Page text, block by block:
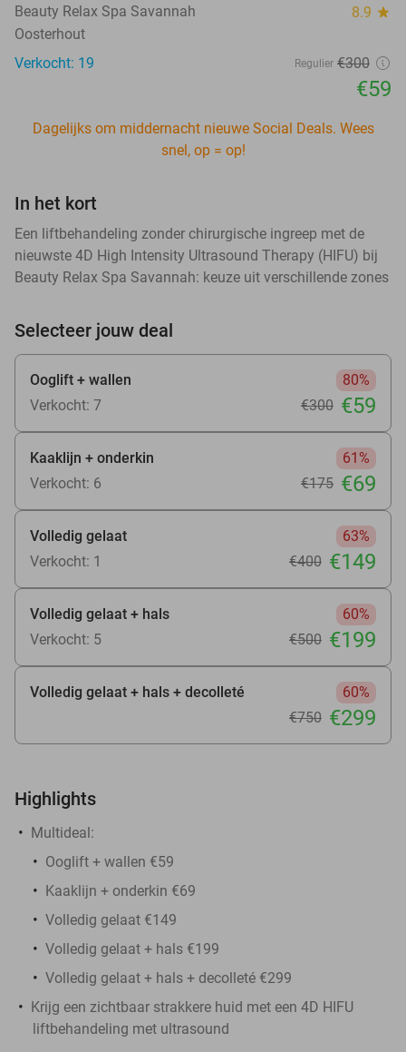
Beauty Relax Spa Savannah 8.9 star
Oosterhout
Verkocht: 19
Regulier €300
€59
Dagelijks om middernacht nieuwe Social Deals. Wees
snel, op = op!
In het kort
Een liftbehandeling zonder chirurgische ingreep met de
nieuwste 4D High Intensity Ultrasound Therapy (HIFU) bij
Beauty Relax Spa Savannah: keuze uit verschillende zones
Selecteer jouw deal
Ooglift + wallen
80%
Verkocht: 7
€300 €59
Kaaklijn + onderkin
61%
Verkocht: 6
€175 €69
Volledig gelaat
63%
Verkocht: 1
€400 €149
Volledig gelaat + hals
60%
Verkocht: 5
€500 €199
Volledig gelaat + hals + decolleté
60%
€750 €299
Highlights
Multideal:
Ooglift + wallen €59
Kaaklijn + onderkin €69
Volledig gelaat €149
Volledig gelaat + hals €199
Volledig gelaat + hals + decolleté €299
Krijg een zichtbaar strakkere huid met een 4D HIFU
liftbehandeling met ultrasound